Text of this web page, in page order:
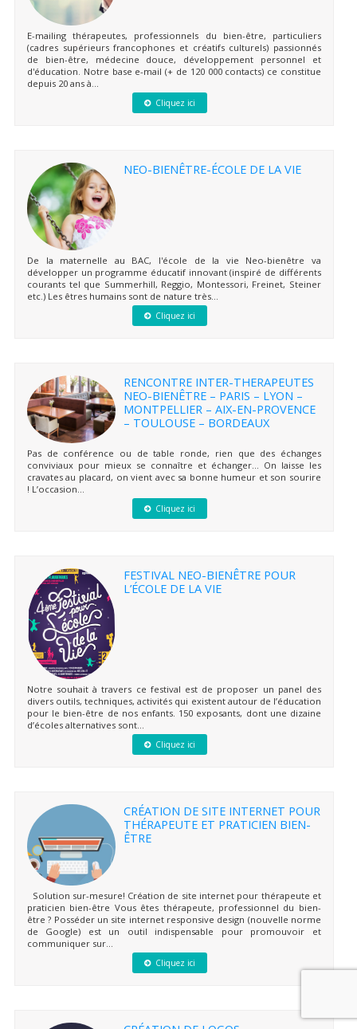
E-mailing thérapeutes, professionnels du bien-être, particuliers
(cadres supérieurs francophones et créatifs culturels) passionnés
de bien-être, médecine douce, développement personnel et
d'éducation. Notre base e-mail (+ de 120 000 contacts) ce constitue
depuis 20 ans à...
Cliquez ici
NEO-BIENÊTRE-ÉCOLE DE LA VIE
De la maternelle au BAC, l'école de la vie Neo-bienêtre va
développer un programme éducatif innovant (inspiré de différents
courants tel que Summerhill, Reggio, Montessori, Freinet, Steiner
etc.) Les êtres humains sont de nature très...
Cliquez ici
RENCONTRE INTER-THERAPEUTES
NEO-BIENÊTRE – PARIS – LYON –
MONTPELLIER – AIX-EN-PROVENCE
– TOULOUSE – BORDEAUX
Pas de conférence ou de table ronde, rien que des échanges
conviviaux pour mieux se connaître et échanger… On laisse les
cravates au placard, on vient avec sa bonne humeur et son sourire
! L’occasion...
Cliquez ici
FESTIVAL NEO-BIENÊTRE POUR
L’ÉCOLE DE LA VIE
Notre souhait à travers ce festival est de proposer un panel des
divers outils, techniques, activités qui existent autour de l’éducation
pour le bien-être de nos enfants. 150 exposants, dont une dizaine
d’écoles alternatives sont...
Cliquez ici
CRÉATION DE SITE INTERNET POUR
THÉRAPEUTE ET PRATICIEN BIEN-
ÊTRE
Solution sur-mesure! Création de site internet pour thérapeute et
praticien bien-être Vous êtes thérapeute, professionnel du bien-
être ? Posséder un site internet responsive design (nouvelle norme
de Google) est un outil indispensable pour promouvoir et
communiquer sur...
Cliquez ici